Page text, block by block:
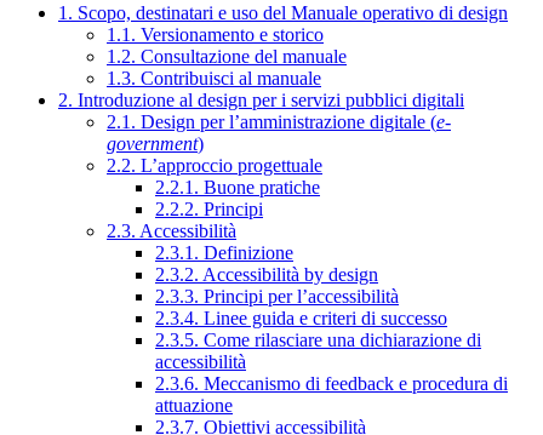
1. Scopo, destinatari e uso del Manuale operativo di design
1.1. Versionamento e storico
1.2. Consultazione del manuale
1.3. Contribuisci al manuale
2. Introduzione al design per i servizi pubblici digitali
2.1. Design per l’amministrazione digitale (e-
government)
2.2. L’approccio progettuale
2.2.1. Buone pratiche
2.2.2. Principi
2.3. Accessibilità
2.3.1. Definizione
2.3.2. Accessibilità by design
2.3.3. Principi per l’accessibilità
2.3.4. Linee guida e criteri di successo
2.3.5. Come rilasciare una dichiarazione di
accessibilità
2.3.6. Meccanismo di feedback e procedura di
attuazione
2.3.7. Obiettivi accessibilità